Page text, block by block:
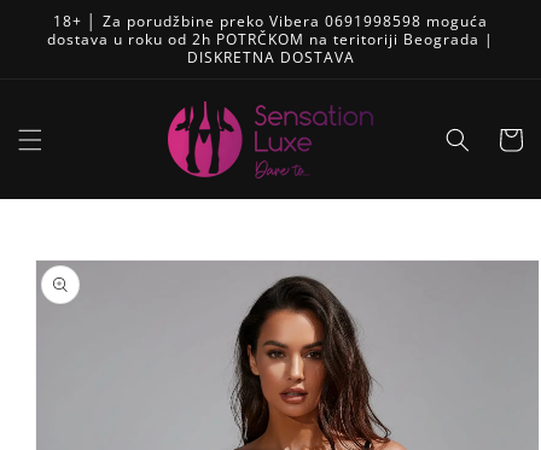
na
sadržaj
18+ │ Za porudžbine preko Vibera 0691998598 moguća
dostava u roku od 2h POTRČKOM na teritoriji Beograda |
DISKRETNA DOSTAVA
Korpa
product
information